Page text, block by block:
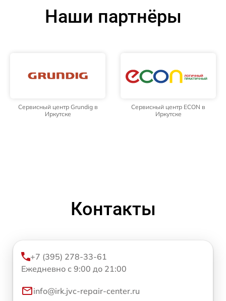
Наши партнёры
Сервисный центр Grundig в
Иркутске
Сервисный центр ECON в
Иркутске
Контакты
+7 (395) 278-33-61
Ежедневно с 9:00 до 21:00
info@irk.jvc-repair-center.ru